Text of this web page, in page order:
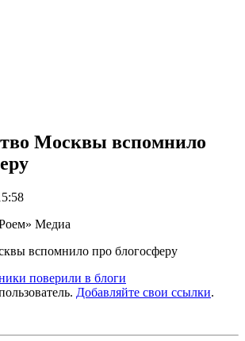
Москвы вспомнило
Медиа
вспомнило про блогосферу
поверили в блоги
Добавляйте свои ссылки.